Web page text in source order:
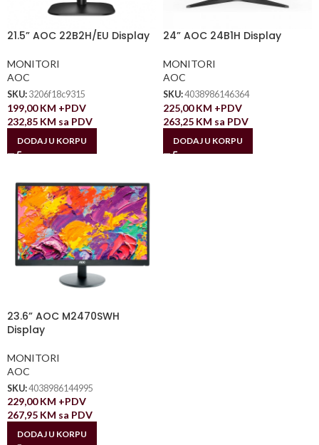
21.5” AOC 22B2H/EU Display
MONITORI
AOC
SKU: 3206f18c9315
199,00KM +PDV
232,85 KM sa PDV
DODAJ U KORPU
24” AOC 24B1H Display
MONITORI
AOC
SKU:4038986146364
225,00KM +PDV
263,25 KM sa PDV
DODAJ U KORPU
23.6” AOC M2470SWH
Display
MONITORI
AOC
SKU:4038986144995
229,00KM +PDV
267,95 KM sa PDV
DODAJ U KORPU